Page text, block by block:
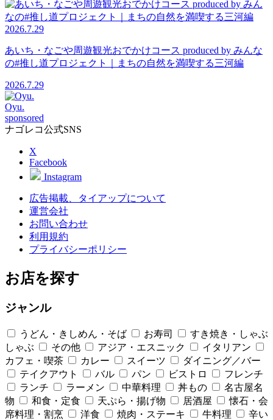
2026.7.29
あいち・なごや周遊観光おでかけコース produced by みんな
の#推し道プロジェクト｜まちの自然を満喫する三河編
2026.7.29
Oyu.
sponsored
ナゴレコ公式SNS
X
Facebook
Instagram
広告掲載、タイアップについて
運営会社
お問い合わせ
利用規約
プライバシーポリシー
お店を探す
ジャンル
うどん・きしめん・そば お寿司
すき焼き・しゃぶ
しゃぶ
その他 アジア・エスニック
イタリアン
カフェ・喫茶
カレー スイーツ
ダイニング／バー
テイクアウト
バル パン ビストロ
フレンチ
ランチ
ラーメン 中華料理 丼もの
名古屋名
物
和食・定食 天ぷら・揚げ物 居酒屋
懐石・会
席料理・割烹
洋食 焼肉・ステーキ 牛料理
辛い